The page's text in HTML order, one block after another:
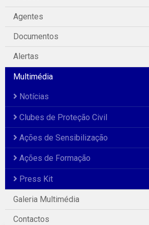
Agentes
Documentos
Alertas
Multimédia
Notícias
Clubes de Proteção Civil
Ações de Sensibilização
Ações de Formação
Press Kit
Galeria Multimédia
Contactos